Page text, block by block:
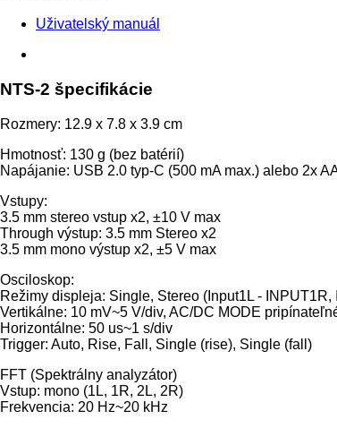
Uživatelský manuál
NTS-2 špecifikácie
Rozmery: 12.9 x 7.8 x 3.9 cm
Hmotnosť: 130 g (bez batérií)
Napájanie: USB 2.0 typ-C (500 mA max.) alebo 2x
Vstupy:
3.5 mm stereo vstup x2, ±10 V max
Through výstup: 3.5 mm Stereo x2
3.5 mm mono výstup x2, ±5 V max
Osciloskop:
Režimy displeja: Single, Stereo (Input1L -
Vertikálne: 10 mV~5 V/div, AC/DC MODE
Horizontálne: 50 us~1 s/div
Trigger: Auto, Rise, Fall, Single (rise), Single (fall)
FFT (Spektrálny analyzátor)
Vstup: mono (1L, 1R, 2L, 2R)
Frekvencia: 20 Hz~20 kHz